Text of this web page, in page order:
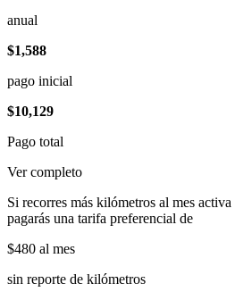
anual
$1,588
pago inicial
$10,129
Pago total
Ver completo
Si recorres más kilómetros al mes
pagarás una tarifa preferencial de
$480 al mes
sin reporte de kilómetros